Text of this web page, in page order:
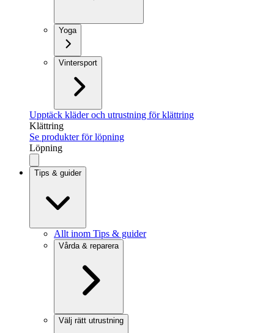
Yoga
Vintersport
Upptäck kläder och utrustning för klättring
Klättring
Se produkter för löpning
Löpning
Tips & guider
Allt inom Tips & guider
Vårda & reparera
Välj rätt utrustning